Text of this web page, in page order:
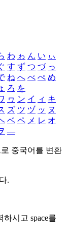
わ ゎ ん い ぃ
す ず つ づ っ
ね へ べ ぺ め
ろ を
ヮ ン イ ィ キ
ズ ツ ヅ ッ ヌ
ベ ペ メ レ オ
―
중국어를 변환
.
하시고 space를